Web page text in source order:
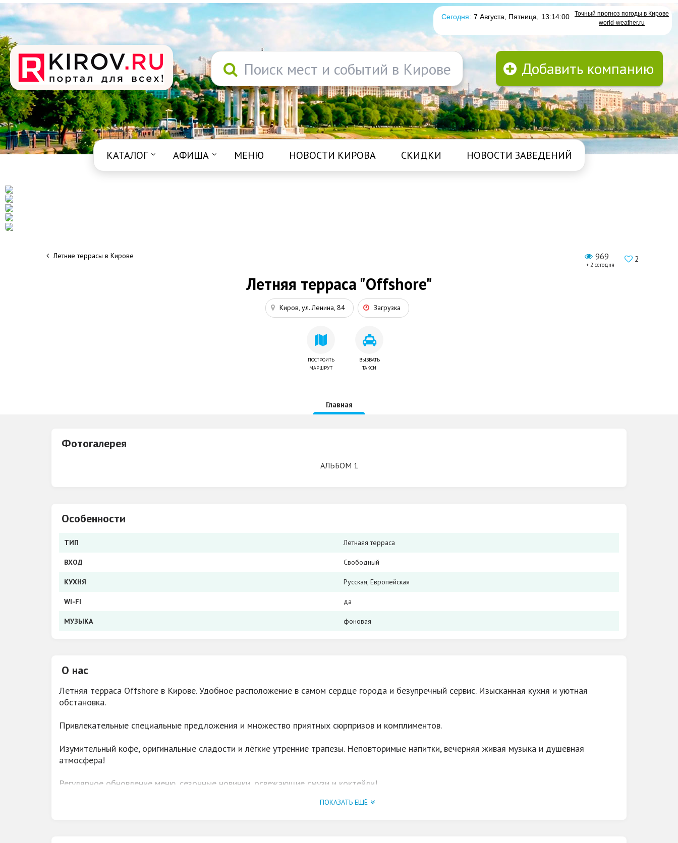
Сегодня: 7 Августа, Пятница 13:14:01
Точный прогноз погоды в Кирове
world-weather.ru
Поиск мест и событий в Кирове Добавить компанию
КАТАЛОГ АФИША МЕНЮ НОВОСТИ КИРОВА СКИДКИ НОВОСТИ ЗАВЕДЕНИЙ
Летние террасы в Кирове 969
+ 2 сегодня
2
Летняя терраса "Offshore"
Киров, ул. Ленина, 84 Загрузка
ПОСТРОИТЬ
МАРШРУТ
ВЫЗВАТЬ
ТАКСИ
Главная
Фотогалерея
АЛЬБОМ 1
Особенности
ТИП Летнаяя терраса
ВХОД Свободный
КУХНЯ Русская, Европейская
WI-FI да
МУЗЫКА фоновая
О нас
Летняя терраса Offshore в Кирове. Удобное расположение в самом сердце города и безупречный сервис. Изысканная кухня и уютная
обстановка.
Привлекательные специальные предложения и множество приятных сюрпризов и комплиментов.
Изумительный кофе, оригинальные сладости и лёгкие утренние трапезы. Неповторимые напитки, вечерняя живая музыка и душевная
атмосфера!
Регулярное обновление меню, сезонные новинки, освежающие смузи и коктейли!
И всегда рады видеть вас с четвероногим другом. Дружелюбны к питомцам.
ПОКАЗАТЬ ЕЩЁ